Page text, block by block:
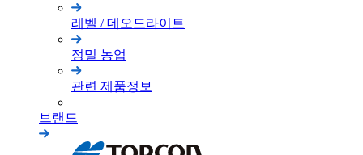
레벨 / 데오드라이트
정밀 농업
관련 제품정보
브랜드